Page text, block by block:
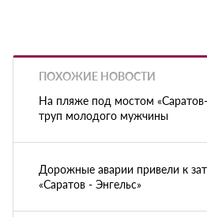
ПОХОЖИЕ НОВОСТИ
На пляже под мостом
труп молодого мужчины
Дорожные аварии привели к
«Саратов - Энгельс»